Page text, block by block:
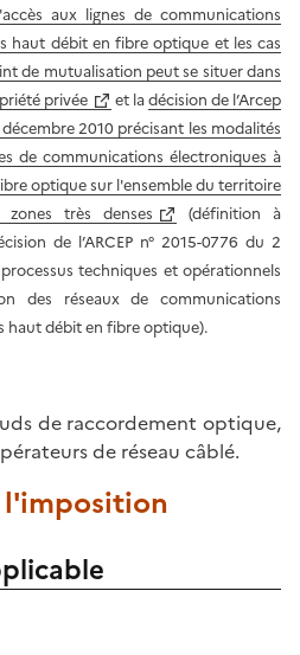
aux lignes de communications
haut débit en fibre optique et les cas
de mutualisation peut se situer dans
privée
et ladécision de l’Arcep
décembre 2010 précisant les modalités
de communications électroniques à
optique sur l'ensemble du territoire
très denses
(définition à
de l’ARCEP n° 2015-0776 du 2
techniques et opérationnels
des réseaux de communications
haut débit en fibre optique).
de raccordement optique,
de réseau câblé.
l'imposition